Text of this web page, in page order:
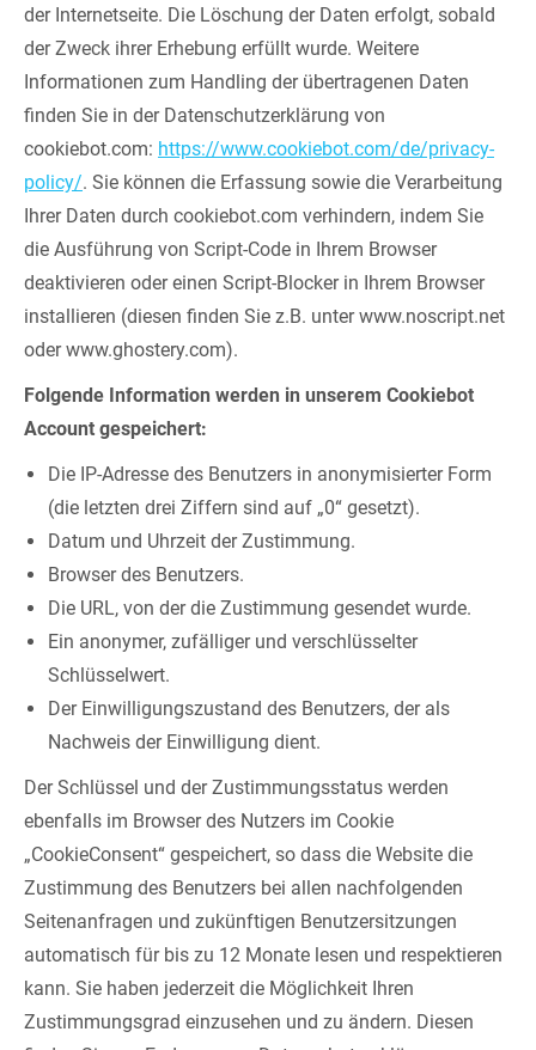
der Internetseite. Die Löschung der Daten erfolgt, sobald
der Zweck ihrer Erhebung erfüllt wurde. Weitere
Informationen zum Handling der übertragenen Daten
finden Sie in der Datenschutzerklärung von
cookiebot.com: https://www.cookiebot.com/de/privacy-
policy/. Sie können die Erfassung sowie die Verarbeitung
Ihrer Daten durch cookiebot.com verhindern, indem Sie
die Ausführung von Script-Code in Ihrem Browser
deaktivieren oder einen Script-Blocker in Ihrem Browser
installieren (diesen finden Sie z.B. unter www.noscript.net
oder www.ghostery.com).
Folgende Information werden in unserem Cookiebot
Account gespeichert:
Die IP-Adresse des Benutzers in anonymisierter Form
(die letzten drei Ziffern sind auf „0“ gesetzt).
Datum und Uhrzeit der Zustimmung.
Browser des Benutzers.
Die URL, von der die Zustimmung gesendet wurde.
Ein anonymer, zufälliger und verschlüsselter
Schlüsselwert.
Der Einwilligungszustand des Benutzers, der als
Nachweis der Einwilligung dient.
Der Schlüssel und der Zustimmungsstatus werden
ebenfalls im Browser des Nutzers im Cookie
„CookieConsent“ gespeichert, so dass die Website die
Zustimmung des Benutzers bei allen nachfolgenden
Seitenanfragen und zukünftigen Benutzersitzungen
automatisch für bis zu 12 Monate lesen und respektieren
kann. Sie haben jederzeit die Möglichkeit Ihren
Zustimmungsgrad einzusehen und zu ändern. Diesen